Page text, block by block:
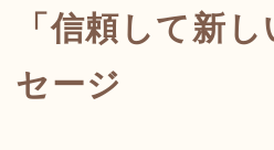
「信頼して新
セージ